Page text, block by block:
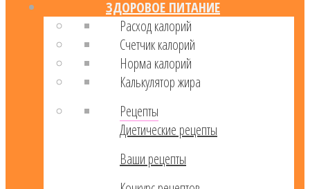
ЗДОРОВОЕ ПИТАНИЕ
Расход калорий
Cчетчик калорий
Норма калорий
Калькулятор жира
Рецепты
Диетические рецепты
Ваши рецепты